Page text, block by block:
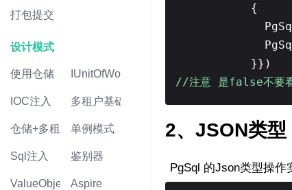
打包提交
设计模式
使用仓储 IUnitOfWork
IOC注入 多租户基础
仓储+多租户单例模式
Sql注入 鉴别器
ValueObject值对象
Aspire
{
}})
//注意 是false不要
2、JSON类型
PgSql 的Json类型操作